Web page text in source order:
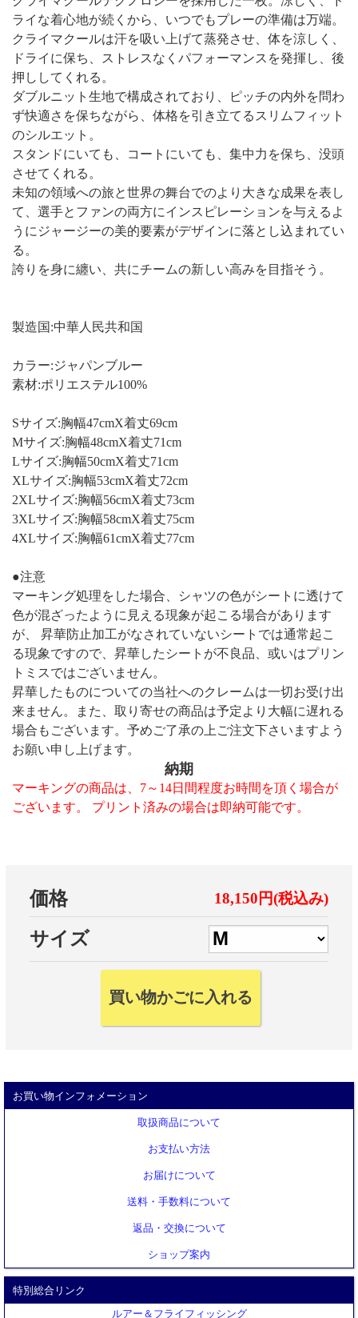
ライな着心地が続くから、いつでもプレーの準備は万端。
クライマクールは汗を吸い上げて蒸発させ、体を涼しく、
ドライに保ち、ストレスなくパフォーマンスを発揮し、後
押ししてくれる。
ダブルニット生地で構成されており、ピッチの内外を問わ
ず快適さを保ちながら、体格を引き立てるスリムフィット
のシルエット。
スタンドにいても、コートにいても、集中力を保ち、没頭
させてくれる。
未知の領域への旅と世界の舞台でのより大きな成果を表し
て、選手とファンの両方にインスピレーションを与えるよ
うにジャージーの美的要素がデザインに落とし込まれてい
る。
誇りを身に纏い、共にチームの新しい高みを目指そう。
製造国:中華人民共和国
カラー:ジャパンブルー
素材:ポリエステル100%
Sサイズ:胸幅47cmX着丈69cm
Mサイズ:胸幅48cmX着丈71cm
Lサイズ:胸幅50cmX着丈71cm
XLサイズ:胸幅53cmX着丈72cm
2XLサイズ:胸幅56cmX着丈73cm
3XLサイズ:胸幅58cmX着丈75cm
4XLサイズ:胸幅61cmX着丈77cm
●注意
マーキング処理をした場合、シャツの色がシートに透けて
色が混ざったように見える現象が起こる場合があります
が、 昇華防止加工がなされていないシートでは通常起こ
る現象ですので、昇華したシートが不良品、或いはプリン
トミスではございません。
昇華したものについての当社へのクレームは一切お受け出
来ません。また、取り寄せの商品は予定より大幅に遅れる
場合もございます。予めご了承の上ご注文下さいますよう
お願い申し上げます。
納期
マーキングの商品は、7～14日間程度お時間を頂く場合が
ございます。 プリント済みの場合は即納可能です。
価格 18,150円(税込み)
サイズ
お買い物インフォメーション
取扱商品について
お支払い方法
お届けについて
送料・手数料について
返品・交換について
ショップ案内
特別総合リンク
ルアー＆フライフィッシング